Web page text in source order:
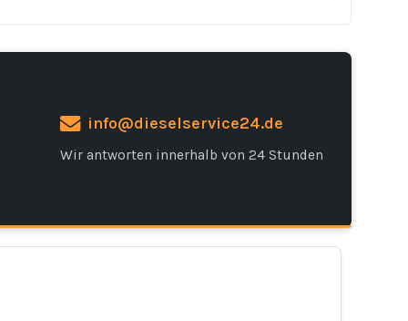
info@dieselservice24.de
Wir antworten innerhalb von 24 Stunden